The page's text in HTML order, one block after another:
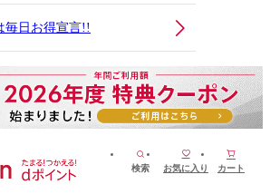
毎日お得宣言!!
検索 お気に入り カート